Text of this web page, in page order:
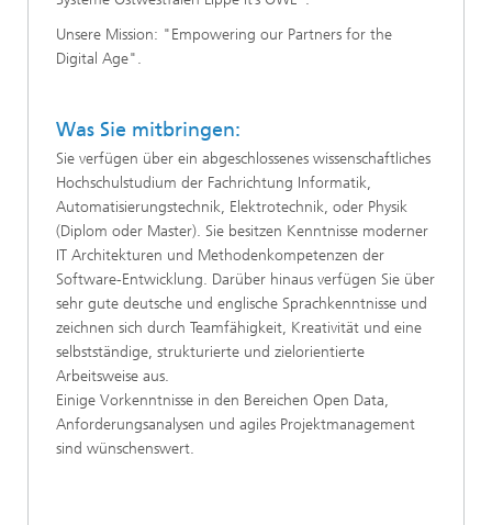
Unsere Mission: "Empowering our Partners for the
Digital Age".
Was Sie mitbringen:
Sie verfügen über ein abgeschlossenes wissenschaftliches
Hochschulstudium der Fachrichtung Informatik,
Automatisierungstechnik, Elektrotechnik, oder Physik
(Diplom oder Master). Sie besitzen Kenntnisse moderner
IT Architekturen und Methodenkompetenzen der
Software-Entwicklung. Darüber hinaus verfügen Sie über
sehr gute deutsche und englische Sprachkenntnisse und
zeichnen sich durch Teamfähigkeit, Kreativität und eine
selbstständige, strukturierte und zielorientierte
Arbeitsweise aus.
Einige Vorkenntnisse in den Bereichen Open Data,
Anforderungsanalysen und agiles Projektmanagement
sind wünschenswert.